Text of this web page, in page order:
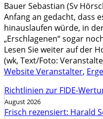
Bauer Sebastian (Sv
Anfang an gedacht, dass
hinauslaufen würde, in
„Erschlagenen“ sogar
Lesen Sie weiter auf der
(wk, Text/Foto:
Website Veranstalter,
Richtlinien zur FIDE-
August 2026
Frisch rezensiert: Harald